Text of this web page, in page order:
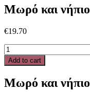
Μωρό και νήπιο
€19.70
Μωρό
και
νήπιο
Add to cart
Μωρό και νήπιο